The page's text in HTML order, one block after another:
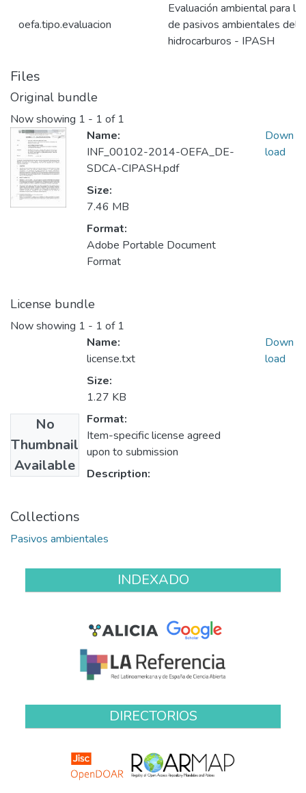
oefa.tipo.evaluacion
Evaluación ambiental para la
de pasivos ambientales del
hidrocarburos - IPASH
Files
Original bundle
Now showing 1 - 1 of 1
Name:
INF_00102-2014-OEFA_DE-
SDCA-CIPASH.pdf
Size:
7.46 MB
Format:
Adobe Portable Document
Format
Down
load
License bundle
Now showing 1 - 1 of 1
No
Thumbnail
Available
Name:
license.txt
Size:
1.27 KB
Format:
Item-specific license agreed
upon to submission
Description:
Down
load
Collections
Pasivos ambientales
INDEXADO
DIRECTORIOS